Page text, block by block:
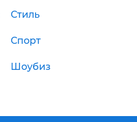
Стиль
Спорт
Шоубиз